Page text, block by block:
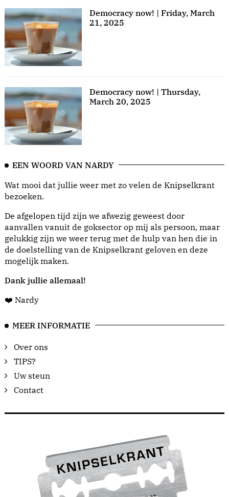
Democracy now! | Friday, March
21, 2025
Democracy now! | Thursday,
March 20, 2025
EEN WOORD VAN NARDY
Wat mooi dat jullie weer met zo velen de Knipselkrant
bezoeken.
De afgelopen tijd zijn we afwezig geweest door
aanvallen vanuit de goksector op mij als persoon, maar
gelukkig zijn we weer terug met de hulp van hen die in
de doelstelling van de Knipselkrant geloven en deze
mogelijk maken.
Dank jullie allemaal!
❤️ Nardy
MEER INFORMATIE
Over ons
TIPS?
Uw steun
Contact